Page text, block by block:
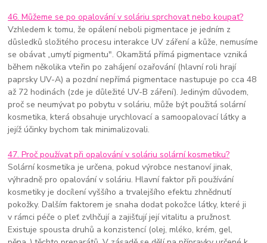
46. Můžeme se po opalování v soláriu sprchovat nebo koupat?
Vzhledem k tomu, že opálení neboli pigmentace je jedním z
důsledků složitého procesu interakce UV záření a kůže, nemusíme
se obávat „umytí pigmentu". Okamžitá přímá pigmentace vzniká
během několika vteřin po zahájení ozařování (hlavní roli hrají
paprsky UV-A) a pozdní nepřímá pigmentace nastupuje po cca 48
až 72 hodinách (zde je důležité UV-B záření). Jediným důvodem,
proč se neumývat po pobytu v soláriu, může být použitá solární
kosmetika, která obsahuje urychlovací a samoopalovací látky a
jejíž účinky bychom tak minimalizovali.
47. Proč používat při opalování v soláriu solární kosmetiku?
Solární kosmetika je určena, pokud výrobce nestanoví jinak,
výhradně pro opalování v soláriu. Hlavní faktor při používání
kosmetiky je docílení vyššího a trvalejšího efektu zhnědnutí
pokožky. Dalším faktorem je snaha dodat pokožce látky, které ji
v rámci péče o pleť zvlhčují a zajišťují její vitalitu a pružnost.
Existuje spousta druhů a konzistencí (olej, mléko, krém, gel,